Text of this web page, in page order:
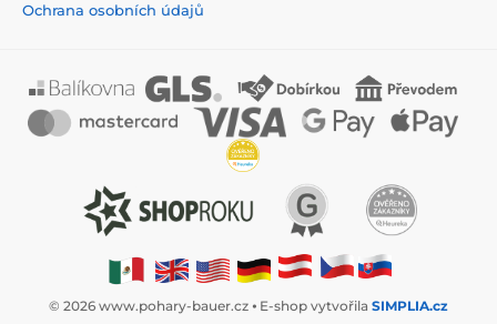
Ochrana osobních údajů
© 2026 www.pohary-bauer.cz ⦁ E-shop vytvořila SIMPLIA.cz